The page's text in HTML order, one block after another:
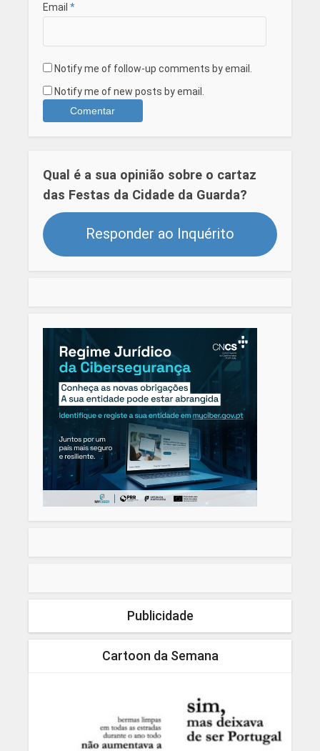
Email *
Notify me of follow-up comments by email.
Notify me of new posts by email.
Qual é a sua opinião sobre o cartaz
das Festas da Cidade da Guarda?
Responder ao Inquérito
Publicidade
Cartoon da Semana